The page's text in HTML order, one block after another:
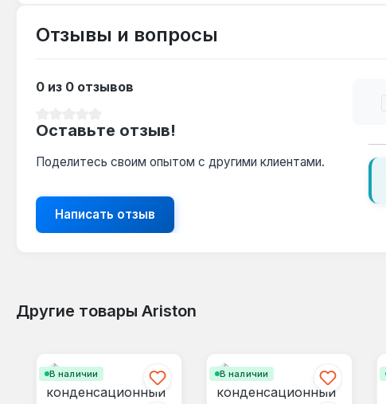
Отзывы и вопросы
0 из 0 отзывов
Оставьте отзыв!
Поделитесь своим опытом с другими клиентами.
Написать отзыв
Другие товары Ariston
В наличии В наличии